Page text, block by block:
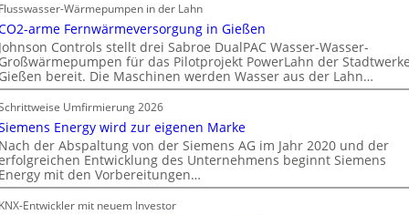
Wärmepumpen in der Lahn
arme Fernwärmeversorgung in Gießen
Controls stellt drei Sabroe DualPAC Wasser-Wasser-
für das Pilotprojekt PowerLahn der
bereit. Die Maschinen werden Wasser aus der Lahn…
Umfirmierung 2026
Energy wird zur eigenen Marke
der Abspaltung von der Siemens AG im Jahr 2020 und der
Entwicklung des Unternehmens beginnt Siemens
mit den Vorbereitungen…
Entwickler mit neuem Investor